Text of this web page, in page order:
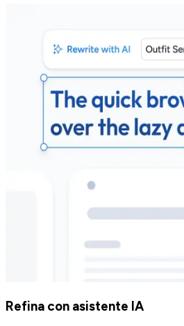
Refina con asistente IA